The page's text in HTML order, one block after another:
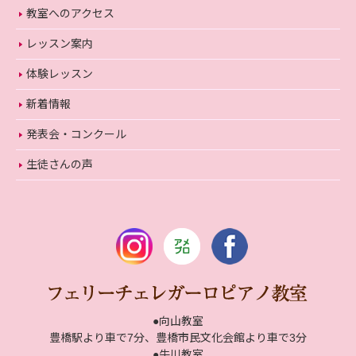
教室へのアクセス
レッスン案内
体験レッスン
新着情報
発表会・コンクール
生徒さんの声
●向山教室
豊橋駅より車で7分、豊橋市民文化会館より車で3分